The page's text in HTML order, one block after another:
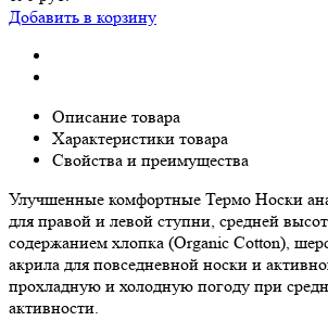
Добавить в корзину
Описание товара
Характеристики товара
Свойства и преимущества
Улучшенные комфортные Термо Носки
для правой и левой ступни, средней
содержанием хлопка (Organic Cotton),
акрила для повседневной носки и
прохладную и холодную погоду при
активности.